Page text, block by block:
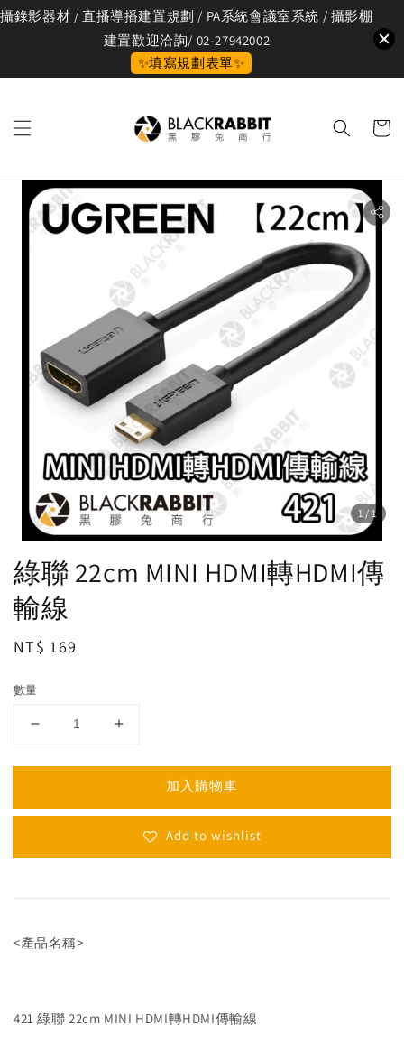
攝錄影器材 / 直播導播建置規劃 / PA系統會議室系統 / 攝影棚
建置歡迎洽詢/ 02-27942002
✨填寫規劃表單✨
1 /1
綠聯 22cm MINI HDMI轉HDMI傳
輸線
Regular
NT$ 169
數量
加入購物車
Add to wishlist
<產品名稱>
421 綠聯 22cm MINI HDMI轉HDMI傳輸線